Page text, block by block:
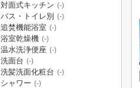
対面式キッチン (-)
バス・トイレ別 (-)
追焚機能浴室 (-)
浴室乾燥機 (-)
温水洗浄便座 (-)
洗面台 (-)
洗髪洗面化粧台 (-)
シャワー (-)